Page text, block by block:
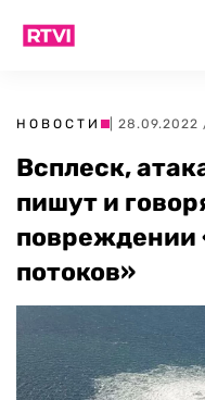
НОВОСТИ |
Всплеск,
пишут и
повреждении
потоков»